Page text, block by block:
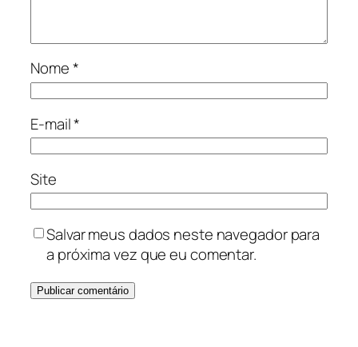
Nome*
E-mail*
Site
Salvar meus dados neste navegador para
a próxima vez que eu comentar.